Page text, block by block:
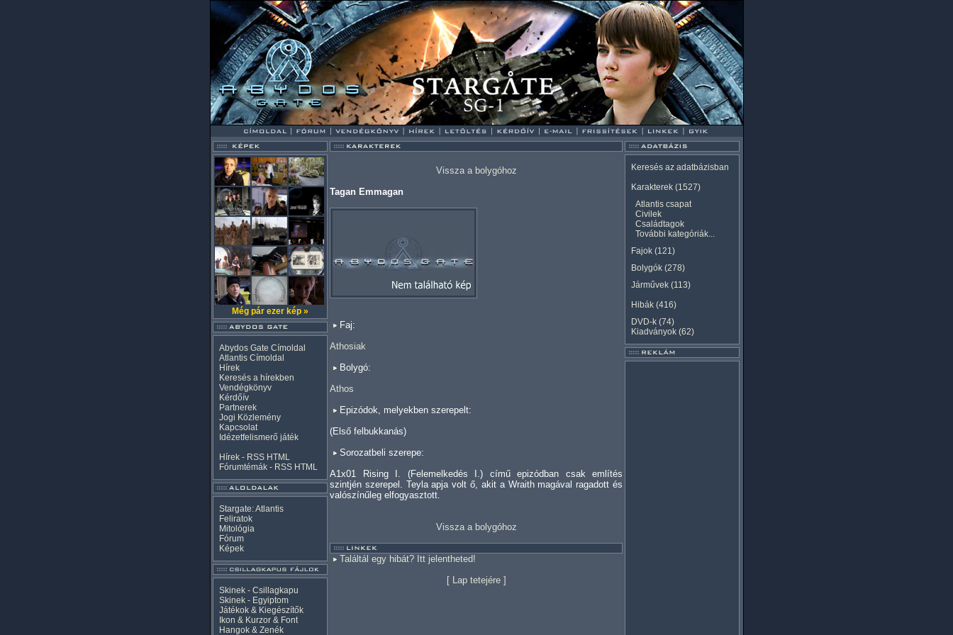
Még pár ezer kép »
Abydos Gate Címoldal
Atlantis Címoldal
Hírek
Keresés a hírekben
Vendégkönyv
Kérdőív
Partnerek
Jogi Közlemény
Kapcsolat
Idézetfelismerő játék
Hírek - RSS HTML
Fórumtémák - RSS HTML
Stargate: Atlantis
Feliratok
Mitológia
Fórum
Képek
Skinek - Csillagkapu
Skinek - Egyiptom
Játékok & Kiegészítők
Ikon & Kurzor & Font
Hangok & Zenék
Vissza a bolygóhoz
Tagan Emmagan
Faj:
Athosiak
Bolygó:
Athos
Epizódok, melyekben szerepelt:
(Első felbukkanás)
Sorozatbeli szerepe:
A1x01 Rising I. (Felemelkedés I.) című epizódban csak említés
szintjén szerepel. Teyla apja volt ő, akit a Wraith magával ragadott és
valószínűleg elfogyasztott.
Vissza a bolygóhoz
Találtál egy hibát? Itt jelentheted!
[ Lap tetejére]
Keresés az adatbázisban
Karakterek (1527)
Atlantis csapat
Civilek
Családtagok
További kategóriák...
Fajok (121)
Bolygók (278)
Járművek (113)
Hibák (416)
DVD-k (74)
Kiadványok (62)